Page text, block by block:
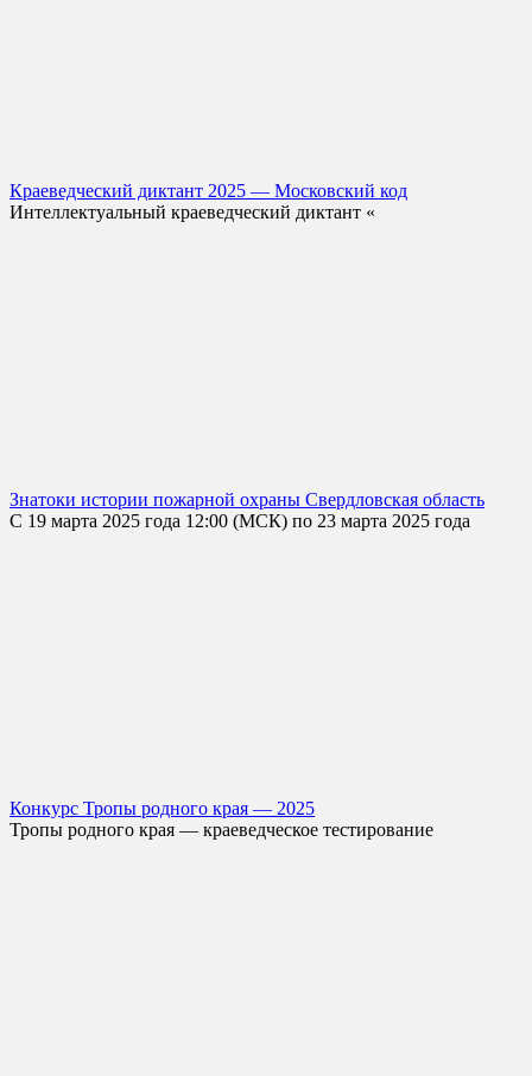
Краеведческий диктант 2025 — Московский код
Интеллектуальный краеведческий диктант «
Знатоки истории пожарной охраны Свердловская область
С 19 марта 2025 года 12:00 (МСК) по 23 марта 2025 года
Конкурс Тропы родного края — 2025
Тропы родного края — краеведческое тестирование